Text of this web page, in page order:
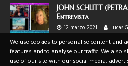
JOHN SCHLITT
Entrevista
12 marzo, 2021
Lucas
We use cookies to personalise content and
features and to analyse our traffic. We also
use of our site with our social media,